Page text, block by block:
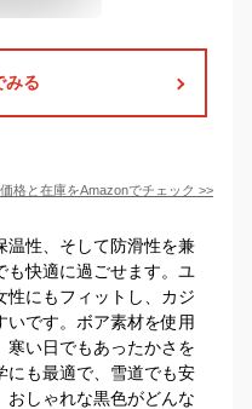
みる
価格と在庫をAmazonでチェック >>
温性、そして防滑性を兼
も快適に過ごせます。ユ
性にもフィットし、カジ
いです。ボア素材を使用
寒い日でもあったかさを
にも最適で、雪道でも安
おしゃれな黒色がどんな